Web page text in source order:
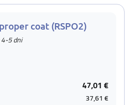
coat (RSPO2)
4-5 dni
47,01 €
37,61 €